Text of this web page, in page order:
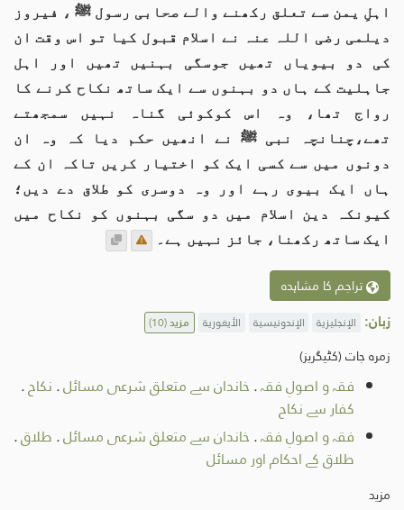
اہلِ یمن سے تعلق رکھنے والے صحابی رسول ﷺ ، فیروز
دیلمی رضی اللہ عنہ نے اسلام قبول کیا تو اس وقت ان
کی دو بیویاں تھیں جوسگی بہنیں تھیں اور اہل
جاہلیت کے ہاں دو بہنوں سے ایک ساتھ نکاح کرنے کا
رواج تھا، وہ اس کوکوئی گناہ نہیں سمجھتے
تھے،چنانچہ نبی ﷺ نے انھیں حکم دیا کہ وہ ان
دونوں میں سے کسی ایک کو اختیار کریں تاکہ ان کے
ہاں ایک بیوی رہے اور وہ دوسری کو طلاق دے دیں؛
کیونکہ دین اسلام میں دو سگی بہنوں کو نکاح میں
ایک ساتھ رکھنا، جائز نہیں ہے۔
تراجم کا مشاہدہ
زبان: الإنجليزية الإندونيسية الأيغورية مزید(10)
زمرہ جات (کٹیگریز)
فقہ و اصولِ فقہ. خاندان سے متعلق شرعی مسائل. نکاح.
کفار سے نکاح
فقہ و اصولِ فقہ. خاندان سے متعلق شرعی مسائل. طلاق.
طلاق کے احکام اور مسائل
مزید